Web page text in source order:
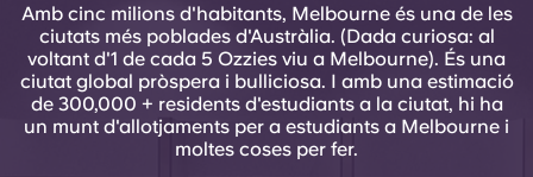
Amb cinc milions d'habitants, Melbourne és una de les
ciutats més poblades d'Austràlia. (Dada curiosa: al
voltant d'1 de cada 5 Ozzies viu a Melbourne). És una
ciutat global pròspera i bulliciosa. I amb una estimació
de 300,000 + residents d'estudiants a la ciutat, hi ha
un munt d'allotjaments per a estudiants a Melbourne i
moltes coses per fer.